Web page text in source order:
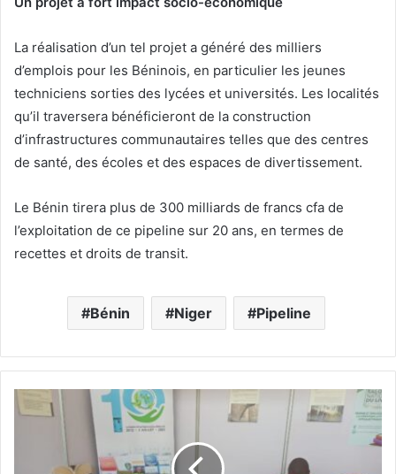
La réalisation d’un tel projet a généré des milliers
d’emplois pour les Béninois, en particulier les jeunes
techniciens sorties des lycées et universités. Les localités
qu’il traversera bénéficieront de la construction
d’infrastructures communautaires telles que des centres
de santé, des écoles et des espaces de divertissement.
Le Bénin tirera plus de 300 milliards de francs cfa de
l’exploitation de ce pipeline sur 20 ans, en termes de
recettes et droits de transit.
Bénin Niger Pipeline